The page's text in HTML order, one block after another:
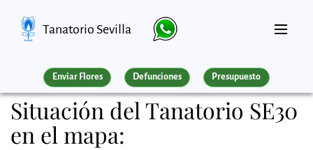
Tanatorio Sevilla
Enviar Flores Defunciones Presupuesto
Situación del Tanatorio SE30
en el mapa: